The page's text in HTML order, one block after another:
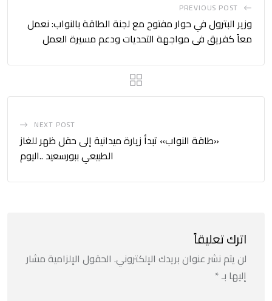
PREVIOUS POST
وزير البترول في حوار مفتوح مع لجنة الطاقة بالنواب: نعمل
معاً كفريق فى مواجهة التحديات ودعم مسيرة العمل
NEXT POST
«طاقة النواب» تبدأ زيارة ميدانية إلى حقل ظهر للغاز
الطبيعي ببورسعيد ..اليوم
اترك تعليقاً
لن يتم نشر عنوان بريدك الإلكتروني. الحقول الإلزامية مشار
إليها بـ*